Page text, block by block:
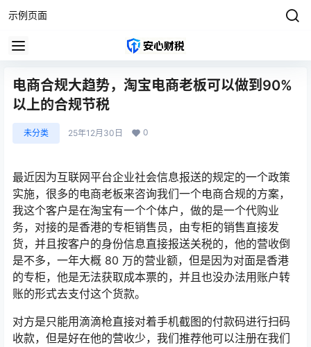
示例页面
电商合规大趋势，淘宝电商老板可以做到90%
以上的合规节税
未分类 25年12月30日 0
最近因为互联网平台企业社会信息报送的规定的一个政策
实施，很多的电商老板来咨询我们一个电商合规的方案，
我这个客户是在淘宝有一个个体户，做的是一个代购业
务，对接的是香港的专柜销售员，由专柜的销售直接发
货，并且按客户的身份信息直接报送关税的，他的营收倒
是不多，一年大概 80 万的营业额，但是因为对面是香港
的专柜，他是无法获取成本票的，并且也没办法用账户转
账的形式去支付这个货款。
对方是只能用滴滴枪直接对着手机截图的付款码进行扫码
收款，但是好在他的营收少，我们推荐他可以注册在我们